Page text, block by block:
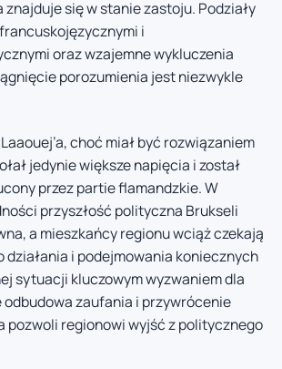
się w stanie zastoju. Podziały
i
oraz wzajemne wykluczenia
porozumienia jest niezwykle
choć miał być rozwiązaniem
jedynie większe napięcia i został
przez partie flamandzkie. W
przyszłość polityczna Brukseli
a mieszkańcy regionu wciąż czekają
działania i podejmowania koniecznych
sytuacji kluczowym wyzwaniem dla
zaufania i przywrócenie
pozwoli regionowi wyjść z politycznego